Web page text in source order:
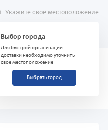
Укажите свое местоположение
Выбор города
Для быстрой организации
доставки необходимо уточнить
свое местоположение
Выбрать город